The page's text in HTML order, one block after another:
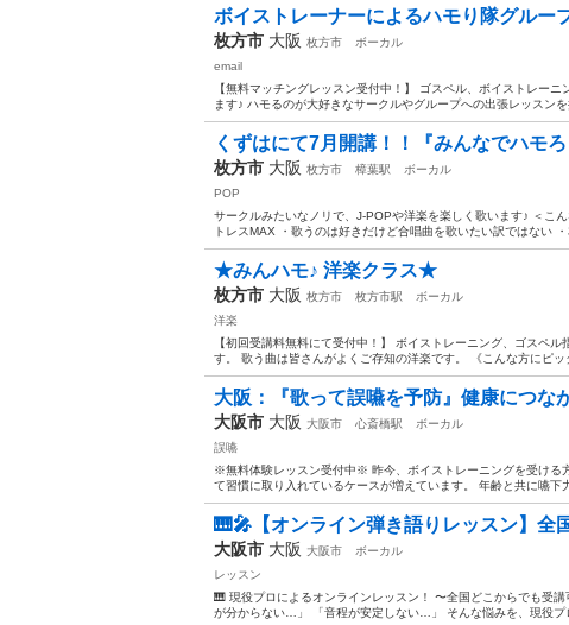
ボイストレーナーによるハモり隊グルー
枚方市 大阪 枚方市
ボーカル
email
【無料マッチングレッスン受付中！】 ゴスペル、ボイストレー
ます♪ ハモるのが大好きなサークルやグループへの出張レッスン
くずはにて7月開講！！『みんなでハモ
枚方市 大阪 枚方市 樟葉駅
ボーカル
POP
サークルみたいなノリで、J-POPや洋楽を楽しく歌います♪ ＜こ
トレスMAX ・歌うのは好きだけど合唱曲を歌いたい訳ではない
★みんハモ♪ 洋楽クラス★
枚方市 大阪 枚方市 枚方市駅
ボーカル
洋楽
【初回受講料無料にて受付中！】 ボイストレーニング、ゴスペ
す。 歌う曲は皆さんがよくご存知の洋楽です。 《こんな方にピッ
大阪：『歌って誤嚥を予防』健康につな
大阪市 大阪 大阪市 心斎橋駅
ボーカル
誤嚥
※無料体験レッスン受付中※ 昨今、ボイストレーニングを受ける
て習慣に取り入れているケースが増えています。 年齢と共に嚥下
🎹🎤【オンライン弾き語りレッスン】全
大阪市 大阪 大阪市
ボーカル
レッスン
🎹 現役プロによるオンラインレッスン！ 〜全国どこからでも受
が分からない…」 「音程が安定しない…」 そんな悩みを、現役プ